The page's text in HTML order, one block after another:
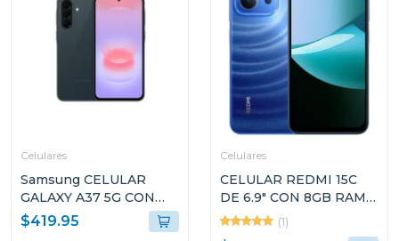
Celulares
Samsung CELULAR
GALAXY A37 5G CON
8GB RAM Y 256GB
ALMACENAMIENTO
$419.95
Celulares
CELULAR REDMI 15C
DE 6.9" CON 8GB RAM Y
256GB DE
ALMACENAMIENTO
(1)